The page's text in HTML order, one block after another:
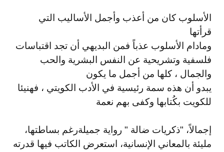
الأسلوب كان من أعذب وأجمل الأساليب التي
قرأتها
ومادام الأسلوب عذباً فمن البديهي أن تجد اقتباسات
فلسفية وتشريحية عن النفس البشرية والحب
والجمال ، كلها من أجمل ما يكون
يبدو أن هذه سمة رئيسية في الأدب الكويتي ، فهنيئا
للكويت بكُتابها وكفى بهم نعمة
إجمالاً، "ذكريات ضالة " رواية جميلةرغم بساطتها،
مليئة بالمعاني الإنسانية، استعرض الكاتب فيها قدرته